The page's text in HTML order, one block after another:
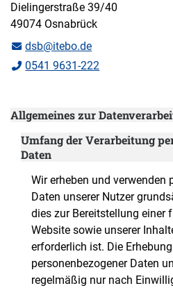
Dielingerstraße 39/40
49074 Osnabrück
dsb@itebo.de
0541 9631-222
Allgemeines zur
Umfang der Verarbeitung
Daten
Wir erheben und verwenden
Daten unserer Nutzer
dies zur Bereitstellung einer
Website sowie unserer
erforderlich ist. Die
personenbezogener Daten
regelmäßig nur nach